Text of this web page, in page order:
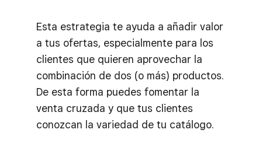
Esta estrategia te ayuda a añadir valor
a tus ofertas, especialmente para los
clientes que quieren aprovechar la
combinación de dos (o más) productos.
De esta forma puedes fomentar la
venta cruzada y que tus clientes
conozcan la variedad de tu catálogo.